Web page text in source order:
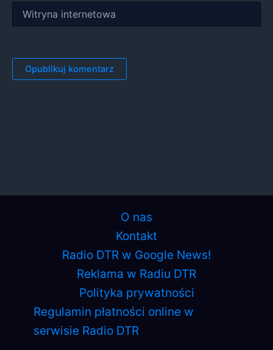
internetowa
O nas
Kontakt
Radio DTR w Google News!
Reklama w Radiu DTR
Polityka prywatności
Regulamin płatności online w
serwisie Radio DTR